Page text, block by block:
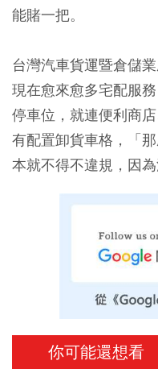
能賭一把。
台灣汽車貨運暨倉儲
現在愈來愈多宅配服
停車位，就連便利商
有配置卸貨車格，「
本就不得不違規，因
你可能還想看